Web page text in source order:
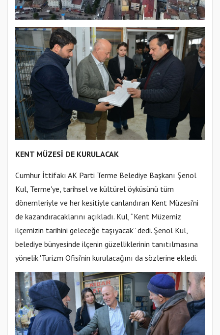
KENT MÜZESİ DE KURULACAK
Cumhur İttifakı AK Parti Terme Belediye Başkanı Şenol
Kul, Terme'ye, tarihsel ve kültürel öyküsünü tüm
dönemleriyle ve her kesitiyle canlandıran Kent Müzesi'ni
de kazandıracaklarını açıkladı. Kul, “Kent Müzemiz
ilçemizin tarihini geleceğe taşıyacak” dedi. Şenol Kul,
belediye bünyesinde ilçenin güzelliklerinin tanıtılmasına
yönelik 'Turizm Ofisi'nin kurulacağını da sözlerine ekledi.